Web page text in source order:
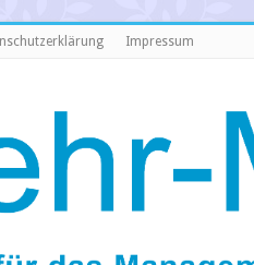
Impressum